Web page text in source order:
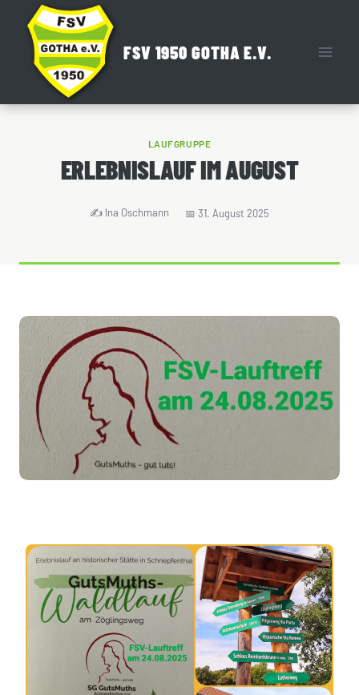
Inhalt
springen
FSV 1950 GOTHA E.V.
LAUFGRUPPE
ERLEBNISLAUF IM AUGUST
Ina Oschmann 31. August 2025